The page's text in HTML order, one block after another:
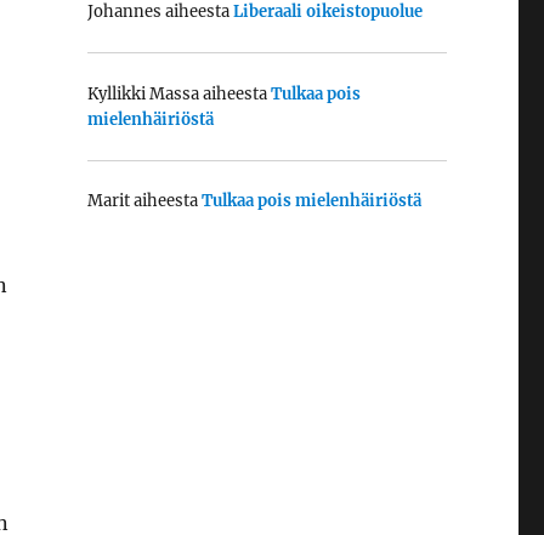
Johannes aiheestaLiberaali oikeistopuolue
Kyllikki MassaaiheestaTulkaa pois
mielenhäiriöstä
MaritaiheestaTulkaa pois mielenhäiriöstä